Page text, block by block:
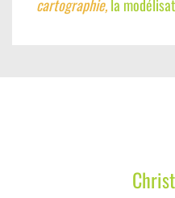
cartographie,la